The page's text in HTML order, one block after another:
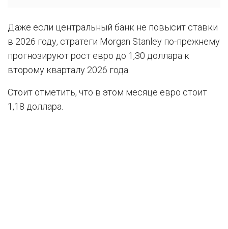
Даже если центральный банк не повысит ставки
в 2026 году, стратеги Morgan Stanley по-прежнему
прогнозируют рост евро до 1,30 доллара к
второму кварталу 2026 года.
Стоит отметить, что в этом месяце евро стоит
1,18 доллара.